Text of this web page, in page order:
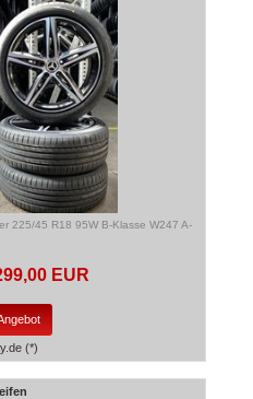
225/45 R18 95W B-Klasse W247 A-
EUR
(*)